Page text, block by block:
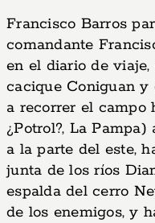
Francisco Barros
comandante
en el diario de
cacique Coniguan y
a recorrer el campo
¿Potrol?, La
a la parte del este,
junta de los ríos
espalda del cerro
de los enemigos, y